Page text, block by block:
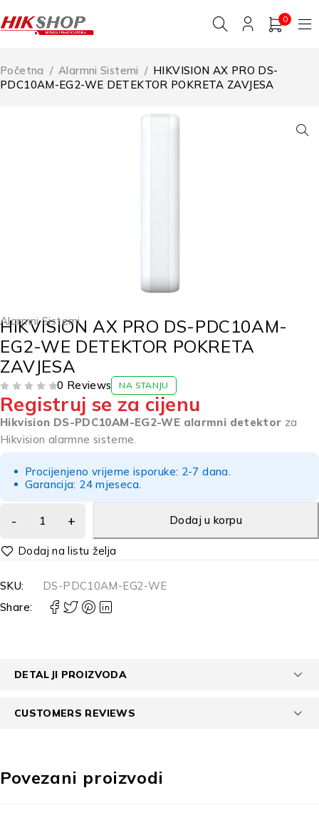
0
Početna / Alarmni Sistemi / HIKVISION AX PRO DS-
PDC10AM-EG2-WE DETEKTOR POKRETA ZAVJESA
Alarmni Sistemi
HIKVISION AX PRO DS-PDC10AM-
EG2-WE DETEKTOR POKRETA
ZAVJESA
0 Reviews NA STANJU
Registruj se za cijenu
Hikvision DS-PDC10AM-EG2-WE alarmni detektor za
Hikvision alarmne sisteme.
Procijenjeno vrijeme isporuke: 2-7 dana.
Garancija: 24 mjeseca.
Dodaj u korpu
Alternative:
SKU:
DS-PDC10AM-EG2-WE
Share:
DETALJI PROIZVODA
CUSTOMERS REVIEWS
Povezani proizvodi